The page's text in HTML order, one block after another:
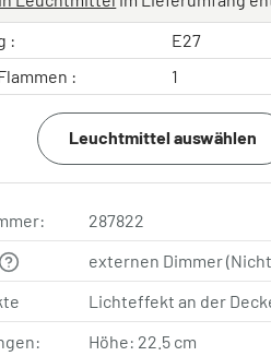
:
E27
:
1
Leuchtmittel auswählen
287822
externen Dimmer
Lichteffekt an der
Höhe: 22.5 cm